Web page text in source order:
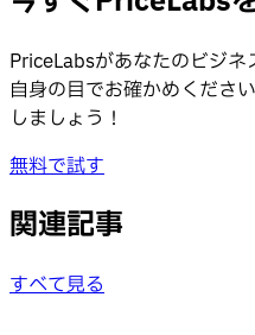
PriceLabsがあなたのビジ
自身の目でお確かめくださ
しましょう！
無料で試す
関連記事
すべて見る